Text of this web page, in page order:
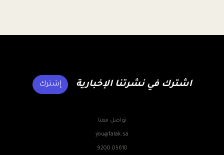
اشترك في نشرتنا الإخبارية إشترك
تواصل معنا
you@falak.sa
9200 05610